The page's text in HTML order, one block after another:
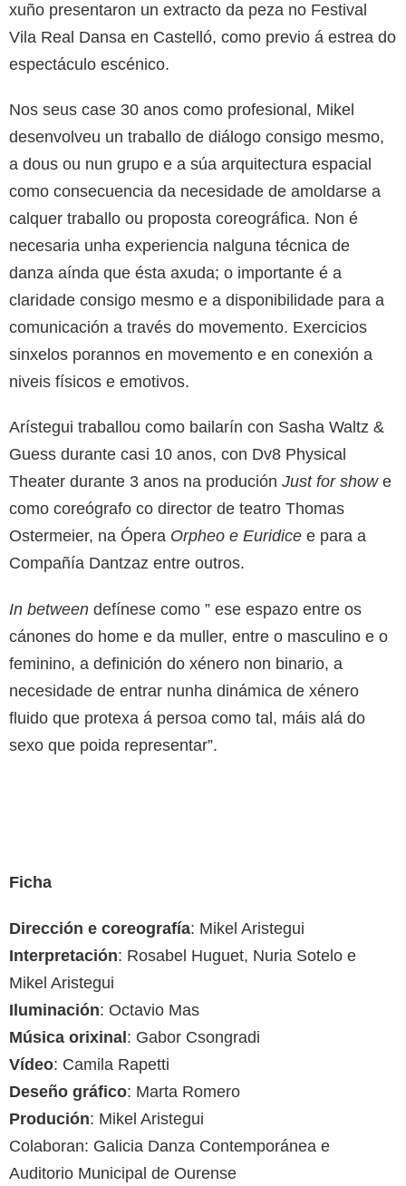
xuño presentaron un extracto da peza no Festival
Vila Real Dansa en Castelló, como previo á estrea do
espectáculo escénico.
Nos seus case 30 anos como profesional, Mikel
desenvolveu un traballo de diálogo consigo mesmo,
a dous ou nun grupo e a súa arquitectura espacial
como consecuencia da necesidade de amoldarse a
calquer traballo ou proposta coreográfica. Non é
necesaria unha experiencia nalguna técnica de
danza aínda que ésta axuda; o importante é a
claridade consigo mesmo e a disponibilidade para a
comunicación a través do movemento. Exercicios
sinxelos porannos en movemento e en conexión a
niveis físicos e emotivos.
Arístegui traballou como bailarín con Sasha Waltz &
Guess durante casi 10 anos, con Dv8 Physical
Theater durante 3 anos na produción Just for showe
como coreógrafo co director de teatro Thomas
Ostermeier, na Ópera Orpheo e Euridice e para a
Compañía Dantzaz entre outros.
In between defínese como ” ese espazo entre os
cánones do home e da muller, entre o masculino e o
feminino, a definición do xénero non binario, a
necesidade de entrar nunha dinámica de xénero
fluido que protexa á persoa como tal, máis alá do
sexo que poida representar”.
Ficha
Dirección e coreografía: Mikel Aristegui
Interpretación: Rosabel Huguet, Nuria Sotelo e
Mikel Aristegui
Iluminación: Octavio Mas
Música orixinal : Gabor Csongradi
Vídeo: Camila Rapetti
Deseño gráfico: Marta Romero
Produción: Mikel Aristegui
Colaboran: Galicia Danza Contemporánea e
Auditorio Municipal de Ourense